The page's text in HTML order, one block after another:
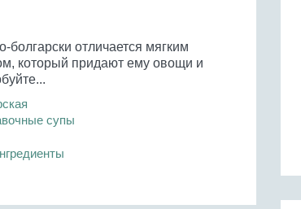
болгарски отличается мягким
который придают ему овощи и
супы